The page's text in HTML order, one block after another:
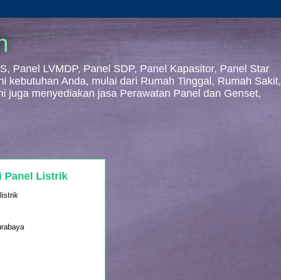
Panel LVMDP, Panel SDP, Panel Kapasitor, Panel Star
kebutuhan Anda, mulai dari Rumah Tinggal, Rumah Sakit,
juga menyediakan jasa Perawatan Panel dan Genset,
Panel Listrik